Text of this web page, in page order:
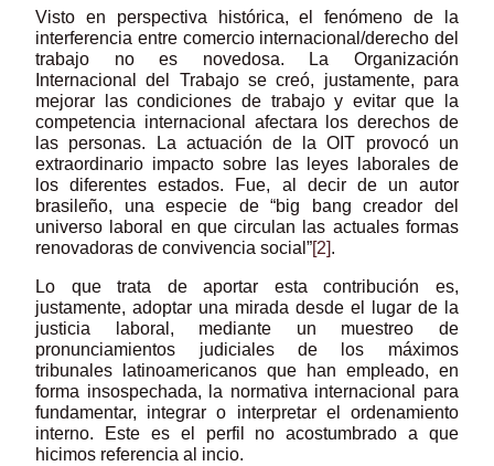
Visto en perspectiva histórica, el fenómeno de la
interferencia entre comercio internacional/derecho del
trabajo no es novedosa. La Organización
Internacional del Trabajo se creó, justamente, para
mejorar las condiciones de trabajo y evitar que la
competencia internacional afectara los derechos de
las personas. La actuación de la OIT provocó un
extraordinario impacto sobre las leyes laborales de
los diferentes estados. Fue, al decir de un autor
brasileño, una especie de “big bang creador del
universo laboral en que circulan las actuales formas
renovadoras de convivencia social”[2].
Lo que trata de aportar esta contribución es,
justamente, adoptar una mirada desde el lugar de la
justicia laboral, mediante un muestreo de
pronunciamientos judiciales de los máximos
tribunales latinoamericanos que han empleado, en
forma insospechada, la normativa internacional para
fundamentar, integrar o interpretar el ordenamiento
interno. Este es el perfil no acostumbrado a que
hicimos referencia al incio.